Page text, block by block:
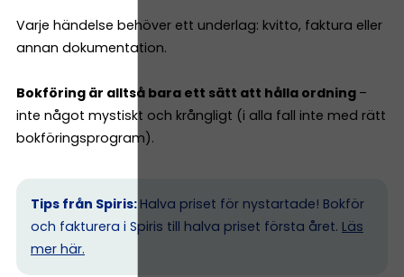
Varje händelse behöver ett underlag: kvitto, faktura eller
annan dokumentation.
Bokföring är alltså bara ett sätt att hålla ordning –
inte något mystiskt och krångligt (i alla fall inte med rätt
bokföringsprogram).
Tips från Spiris: Halva priset för nystartade! Bokför
och fakturera i Spiris till halva priset första året. Läs
mer här.